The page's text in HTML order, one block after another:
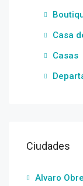
Casa
Casas
Ciudades
Alvaro